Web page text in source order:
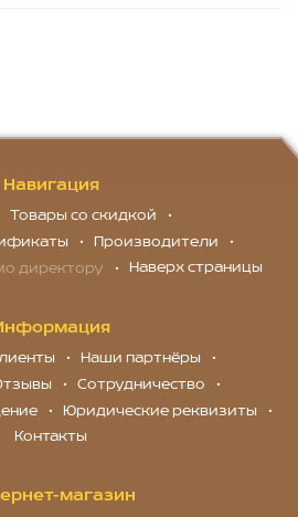
Навигация
Товары со скидкой
Производители
директору Наверх страницы
Наши партнёры
Сотрудничество
Юридические реквизиты
Контакты
магазин